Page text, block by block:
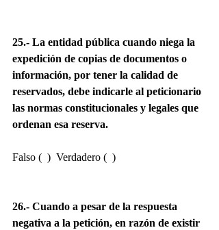
25.- La entidad pública cuando niega la
expedición de copias de documentos o
información, por tener la calidad de
reservados, debe indicarle al peticionario
las normas constitucionales y legales que
ordenan esa reserva.
Falso (  )  Verdadero (  )
26.- Cuando a pesar de la respuesta
negativa a la petición, en razón de existir